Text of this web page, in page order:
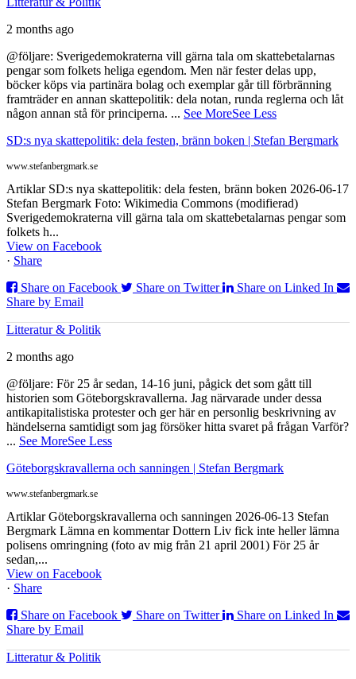
2 months ago
@följare: Sverigedemokraterna vill gärna tala om skattebetalarnas
pengar som folkets heliga egendom. Men när fester delas upp,
böcker köps via partinära bolag och exemplar går till förbränning
framträder en annan skattepolitik: dela notan, runda reglerna och låt
någon annan stå för principerna. ... See MoreSee Less
SD:s nya skattepolitik: dela festen, bränn boken | Stefan Bergmark
www.stefanbergmark.se
Artiklar SD:s nya skattepolitik: dela festen, bränn boken 2026-06-17
Stefan Bergmark Foto: Wikimedia Commons (modifierad)
Sverigedemokraterna vill gärna tala om skattebetalarnas pengar som
folkets h...
View on Facebook
· Share
Share on Facebook
Share on Twitter
Share on Linked In
Share by Email
Litteratur & Politik
2 months ago
@följare: För 25 år sedan, 14-16 juni, pågick det som gått till
historien som Göteborgskravallerna. Jag närvarade under dessa
antikapitalistiska protester och ger här en personlig beskrivning av
händelserna samtidigt som jag försöker hitta svaret på frågan Varför?
... See MoreSee Less
Göteborgskravallerna och sanningen | Stefan Bergmark
www.stefanbergmark.se
Artiklar Göteborgskravallerna och sanningen 2026-06-13 Stefan
Bergmark Lämna en kommentar Dottern Liv fick inte heller lämna
polisens omringning (foto av mig från 21 april 2001) För 25 år
sedan,...
View on Facebook
· Share
Share on Facebook
Share on Twitter
Share on Linked In
Share by Email
Litteratur & Politik